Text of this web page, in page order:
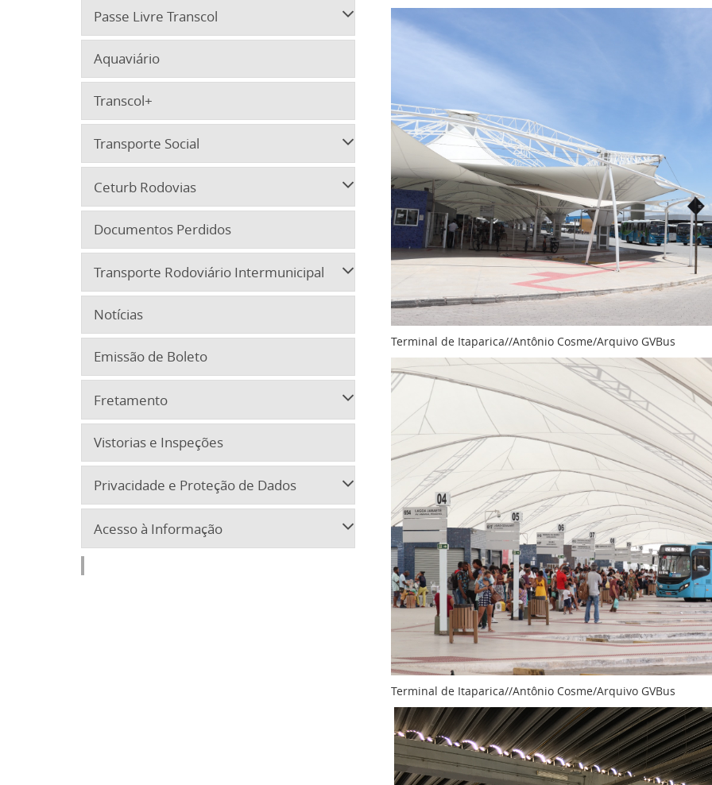
Passe Livre Transcol
Aquaviário
Transcol+
Transporte Social
Ceturb Rodovias
Documentos Perdidos
Transporte Rodoviário Intermunicipal
Notícias
Emissão de Boleto
Fretamento
Vistorias e Inspeções
Privacidade e Proteção de Dados
Acesso à Informação
Terminal de Itaparica//Antônio Cosme/Arquivo GVBus
Terminal de Itaparica//Antônio Cosme/Arquivo GVBus